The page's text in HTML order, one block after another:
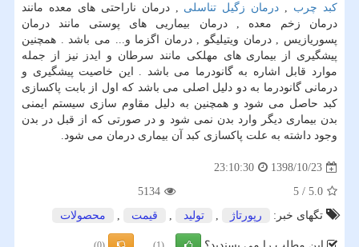
کبد چرب
درمان زگیل تناسلی , درمان ناراحتی های معده مانند
درمان زخم معده , درمان بیماریی های پوستی مانند درمان
پسوریازیس , درمان ویتیلیگو , درمان اگزما و... می باشد . همچنین
پیشگیری از بیماری های مهلکی مانند سرطان و ایدز نیز از جمله
موارد قابل اشاره به گانودرما می باشد . این خاصیت پیشگیری و
درمانی گانودرما به دو دلیل اصلی می باشد که اول از بابت پاکسازی
کبد حاصل می شود و همچنین به دلیل مقاوم سازی سیستم ایمنی
بدن بیماری دیگر وارد بدن نمی شود و در صورتی که از قبل در بدن
وجود داشته به علت پاکسازی کبد آن بیماری درمان می شود.
1398/10/23
23:10:30
5.0
/
5
5134
تگهای خبر:
رپورتاژ , تولید , قیمت , محصولات